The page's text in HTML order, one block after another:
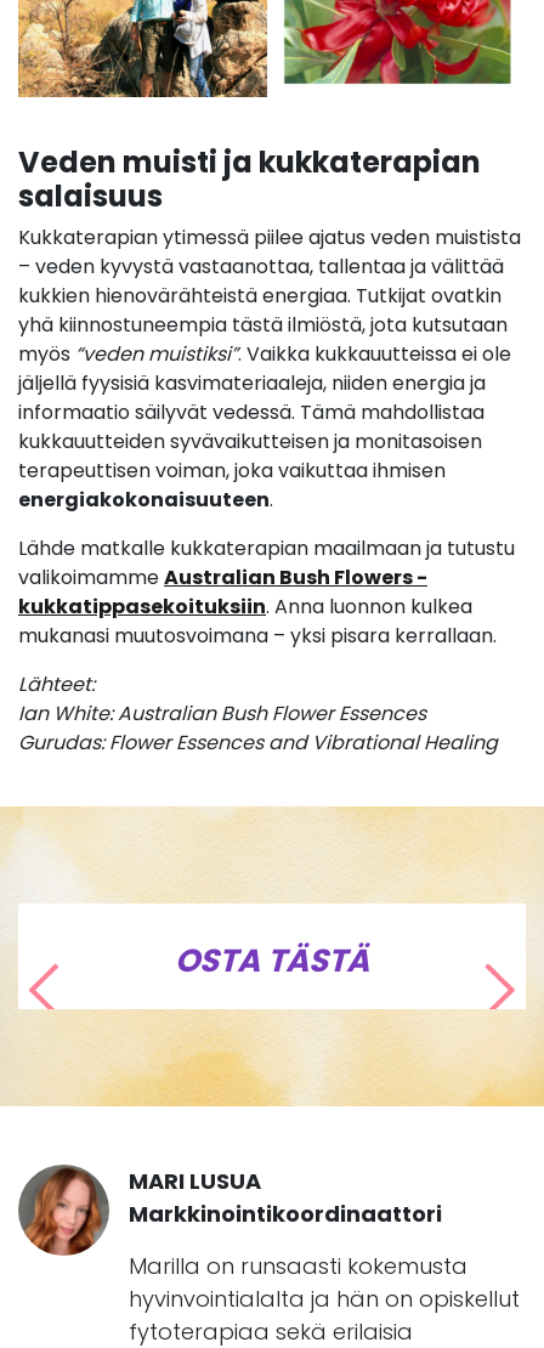
Veden muisti ja kukkaterapian
salaisuus
Kukkaterapian ytimessä piilee ajatus veden muistista
– veden kyvystä vastaanottaa, tallentaa ja välittää
kukkien hienovärähteistä energiaa. Tutkijat ovatkin
yhä kiinnostuneempia tästä ilmiöstä, jota kutsutaan
myös “veden muistiksi”. Vaikka kukkauutteissa ei ole
jäljellä fyysisiä kasvimateriaaleja, niiden energia ja
informaatio säilyvät vedessä. Tämä mahdollistaa
kukkauutteiden syvävaikutteisen ja monitasoisen
terapeuttisen voiman, joka vaikuttaa ihmisen
energiakokonaisuuteen.
Lähde matkalle kukkaterapian maailmaan ja tutustu
valikoimammeAustralian Bush Flowers -
kukkatippasekoituksiin. Anna luonnon kulkea
mukanasi muutosvoimana – yksi pisara kerrallaan.
Lähteet:
Ian White: Australian Bush Flower Essences
Gurudas: Flower Essences and Vibrational Healing
OSTA TÄSTÄ
Edellinen
MARI LUSUA
Markkinointikoordinaattori
Marilla on runsaasti kokemusta
hyvinvointialalta ja hän on opiskellut
fytoterapiaa sekä erilaisia